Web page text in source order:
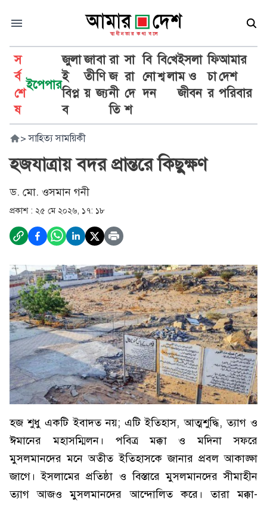
স
র্ব
শে
ষ
ইপেপার
জুলা
ই
বিপ্ল
ব
জা
তী
য়
বা
ণি
জ্য
রা
জ
নী
তি
সা
রা
দে
শ
বি
নো
দন
বি
শ্ব
খে
লা
ইসলা
ম ও
জীবন
ফি
চা
র
আমার
দেশ
পরিবার
> সাহিত্য সাময়িকী
হজযাত্রায় বদর প্রান্তরে কিছুক্ষণ
ড. মো. ওসমান গনী
প্রকাশ : ২৫ মে ২০২৬, ১৭: ১৮
হজ শুধু একটি ইবাদত নয়; এটি ইতিহাস, আত্মশুদ্ধি, ত্যাগ ও
ঈমানের মহাসম্মিলন। পবিত্র মক্কা ও মদিনা সফরে
মুসলমানদের মনে অতীত ইতিহাসকে জানার প্রবল আকাঙ্ক্ষা
জাগে। ইসলামের প্রতিষ্ঠা ও বিস্তারে মুসলমানদের সীমাহীন
ত্যাগ আজও মুসলমানদের আন্দোলিত করে। তারা মক্কা-